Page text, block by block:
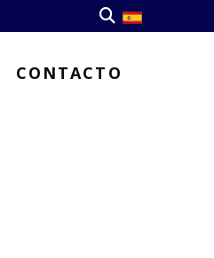
CONTACTO